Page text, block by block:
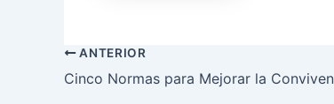
ANTERIOR
Cinco Normas para Mejorar la